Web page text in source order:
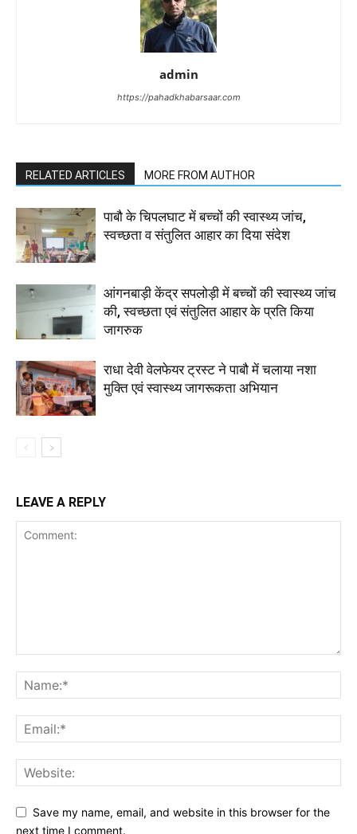
admin
https://pahadkhabarsaar.com
RELATED ARTICLES MORE FROM AUTHOR
पाबौ के चिपलघाट में बच्चों की स्वास्थ्य जांच,
स्वच्छता व संतुलित आहार का दिया संदेश
आंगनबाड़ी केंद्र सपलोड़ी में बच्चों की स्वास्थ्य जांच
की, स्वच्छता एवं संतुलित आहार के प्रति किया
जागरुक
राधा देवी वेलफेयर ट्रस्ट ने पाबौ में चलाया नशा
मुक्ति एवं स्वास्थ्य जागरूकता अभियान
LEAVE A REPLY
Save my name, email, and website in this browser for the
next time I comment.